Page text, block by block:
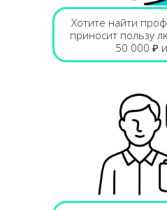
Хотите найти
приносит пользу
50 000 ₽